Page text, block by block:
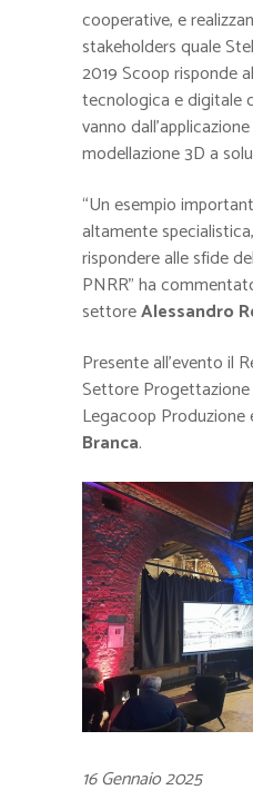
cooperative, e
stakeholders quale
2019 Scoop risponde
tecnologica e digitale
vanno
modellazione 3D a
“Un esempio
altamente
rispondere alle sfide
PNRR” ha
settoreAlessandro
Presente all’evento il
Settore
Legacoop Produzione
Branca.
16 Gennaio 2025